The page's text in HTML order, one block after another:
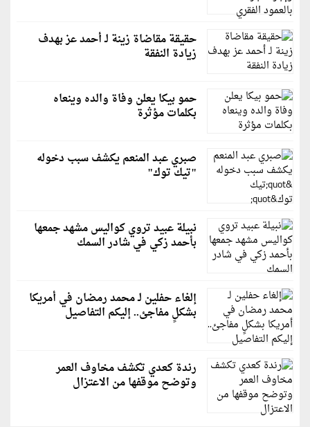
حقيقة مقاضاة زينة لـ أحمد عز بهدف
زيادة النفقة
حمو بيكا يعلن وفاة والده وينعاه
بكلمات مؤثرة
صبري عبد المنعم يكشف سبب دخوله
"تيك توك"
نبيلة عبيد تروي كواليس مشهد جمعها
بأحمد زكي في شادر السمك
إلغاء حفلين لـ محمد رمضان في أمريكا
بشكلٍ مفاجئ.. إليكم التفاصيل
رندة كعدي تكشف مخاوف العمر
وتوضح موقفها من الاعتزال